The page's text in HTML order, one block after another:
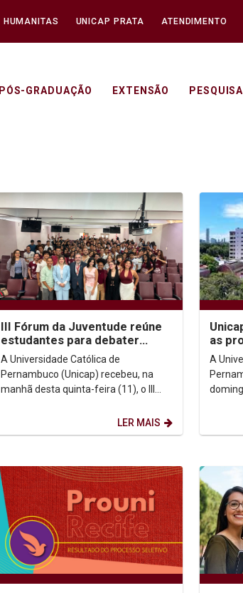
HUMANITAS UNICAP PRATA ATENDIMENTO
PÓS-GRADUAÇÃO EXTENSÃO PESQUISA
III Fórum da Juventude reúne
estudantes para debater
memória, democracia e
direitos humanos na...
A Universidade Católica de
Pernambuco (Unicap) recebeu, na
manhã desta quinta-feira (11), o III
LER MAIS
as
A